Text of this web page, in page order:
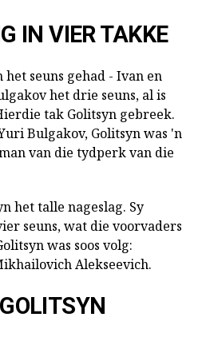
IN VIER TAKKE
seuns gehad - Ivan en
het drie seuns, al is
tak Golitsyn gebreek.
Bulgakov, Golitsyn was 'n
van die tydperk van die
het talle nageslag. Sy
seuns, wat die voorvaders
was soos volg:
Alekseevich.